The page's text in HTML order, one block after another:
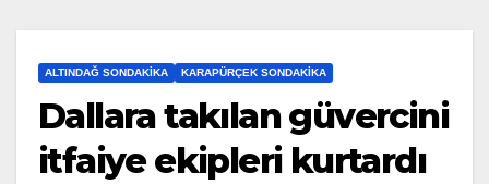
ALTINDAĞ SONDAKIKA KARAPÜRÇEK SONDAKIKA
Dallara takılan güvercini
itfaiye ekipleri kurtardı